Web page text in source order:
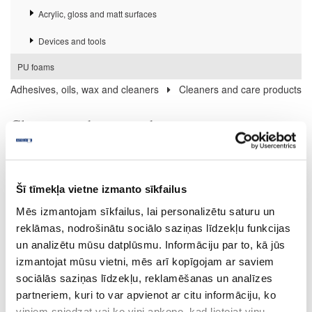
Šī tīmekļa vietne izmanto sīkfailus
Mēs izmantojam sīkfailus, lai personalizētu saturu un
reklāmas, nodrošinātu sociālo saziņas līdzekļu funkcijas
un analizētu mūsu datplūsmu. Informāciju par to, kā jūs
izmantojat mūsu vietni, mēs arī kopīgojam ar saviem
sociālās saziņas līdzekļu, reklamēšanas un analīzes
partneriem, kuri to var apvienot ar citu informāciju, ko
Acrylic, gloss and matt surfaces
Devices and tools
PU foams
Adhesives, oils, wax and cleaners Cleaners and care products
Cleaners and care products
Buklets "Līmes un tīrīšanas līdzekļi profesionālai lietošanai"